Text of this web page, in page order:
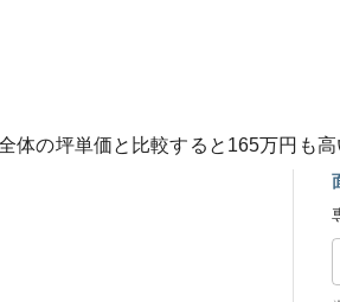
体の坪単価と比較すると 165万円も高